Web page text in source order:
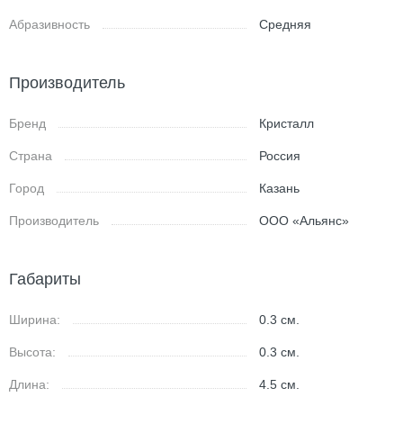
Абразивность Средняя
Производитель
Бренд Кристалл
Страна Россия
Город Казань
Производитель ООО «Альянс»
Габариты
Ширина: 0.3см.
Высота: 0.3см.
Длина: 4.5см.